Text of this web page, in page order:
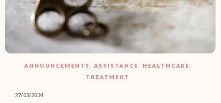
ANNOUNCEMENTS ASSISTANCE HEALTHCARE
TREATMENT
27/03/2024